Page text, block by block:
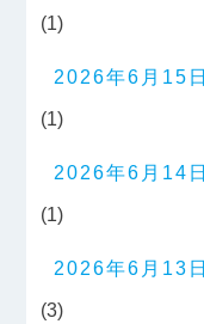
(1)
2026年6月15日
(1)
2026年6月14日
(1)
2026年6月13日
(3)